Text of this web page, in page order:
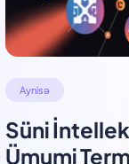
Aynisə
Süni
Ümumi